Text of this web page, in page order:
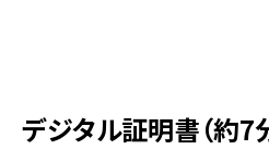
デジタル証明書（約7